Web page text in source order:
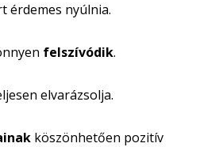
érdemes nyúlnia.
felszívódik.
elvarázsolja.
köszönhetően pozitív